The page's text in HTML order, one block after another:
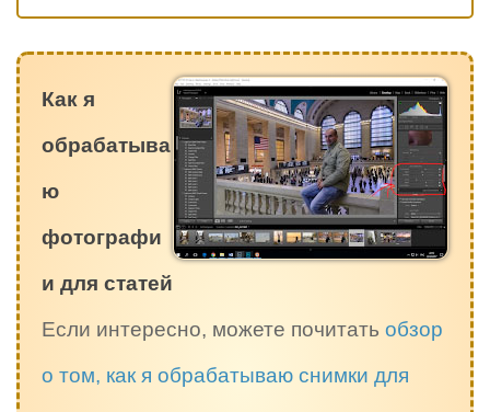
Как я
обрабатыва
ю
фотографи
и для статей
Если интересно, можете почитать обзор
о том, как я обрабатываю снимки для